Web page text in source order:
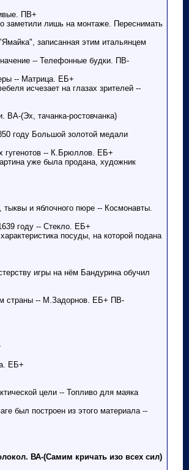
ПВ+
заметили лишь на монтаже. Переснимать
записанная этим итальянцем
-- Телефонные будки. ПВ-
-- Матрица. ЕБ+
исчезает на глазах зрителей --
(Эх, тачанка-ростовчанка)
году Большой золотой медали
гугенотов -- К.Брюллов. ЕБ+
уже была продана, художник
тыквы и яблочного пюре -- Космонавты.
году -- Стекло. ЕБ+
посуды, на которой подана
игры на нём Бандурина обучил
страны -- М.Задорнов. ЕБ+ ПВ-
ЕБ+
цели -- Топливо для маяка
был построен из этого материала --
ВА-(Самим кричать изо всех сил)